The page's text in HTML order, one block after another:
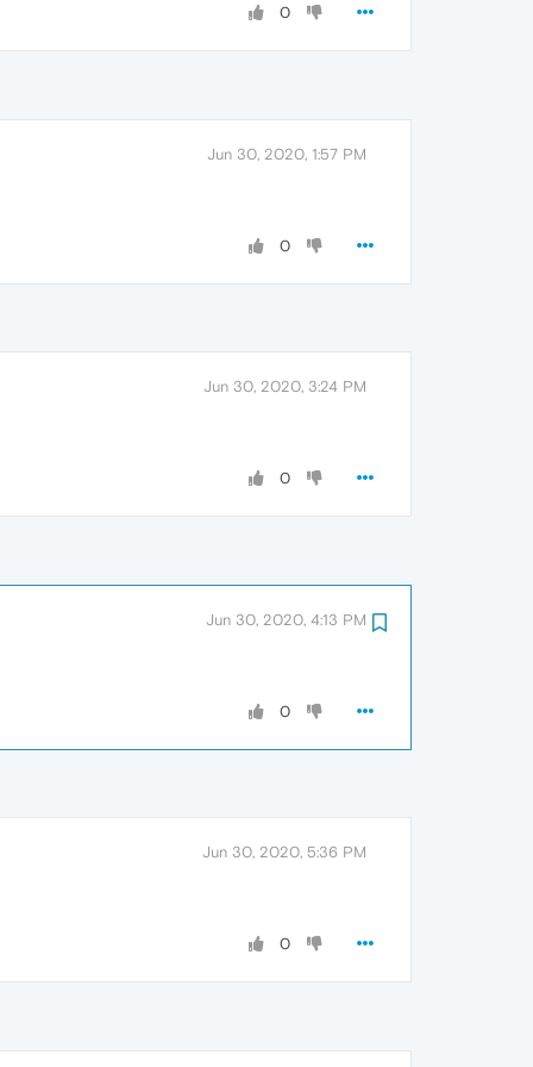
0
Jun 30, 2020, 1:57 PM
0
Jun 30, 2020, 3:24 PM
0
Jun 30, 2020, 4:13 PM
0
Jun 30, 2020, 5:36 PM
0